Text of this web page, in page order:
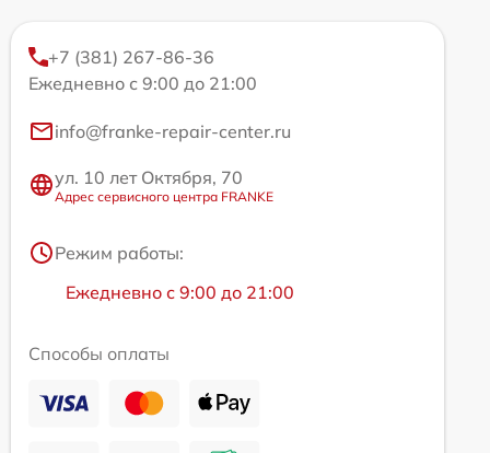
+7 (381) 267-86-36
Ежедневно с 9:00 до 21:00
info@franke-repair-center.ru
ул. 10 лет Октября, 70
Адрес сервисного центра FRANKE
Режим работы:
Ежедневно с 9:00 до 21:00
Способы оплаты